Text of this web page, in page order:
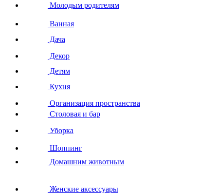
Молодым родителям
Ванная
Дача
Декор
Детям
Кухня
Организация пространства
Столовая и бар
Уборка
Шоппинг
Домашним животным
Женские аксессуары